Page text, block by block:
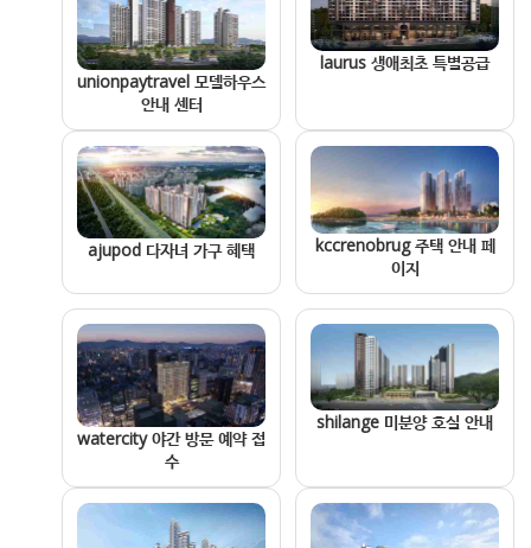
unionpaytravel 모델하우스
안내 센터
laurus 생애최초 특별공급
ajupod 다자녀 가구 혜택
kccrenobrug 주택 안내 페
이지
watercity 야간 방문 예약 접
수
shilange 미분양 호실 안내